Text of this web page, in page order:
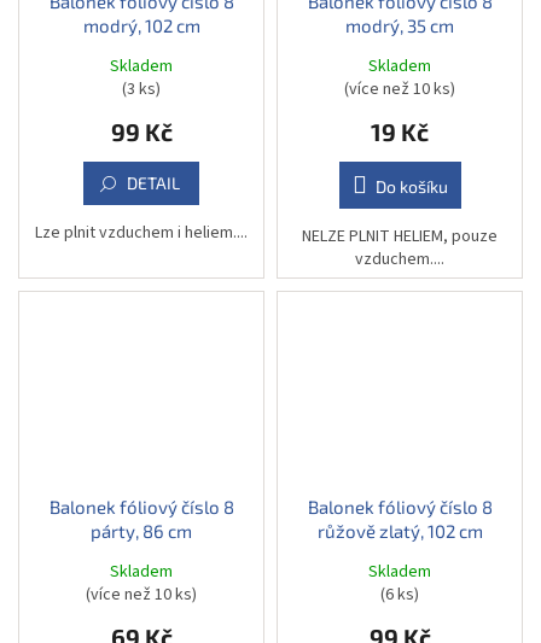
modrý, 102 cm
Skladem
(3 ks)
99 Kč
DETAIL
Lze plnit vzduchem i heliem....
modrý, 35 cm
Skladem
(více než 10 ks)
19 Kč
Do košíku
NELZE PLNIT HELIEM, pouze
vzduchem....
Balonek fóliový číslo 8
párty, 86 cm
Skladem
(více než 10 ks)
Balonek fóliový číslo 8
růžově zlatý, 102 cm
Skladem
(6 ks)